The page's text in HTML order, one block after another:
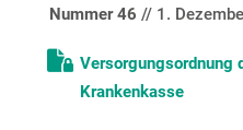
Nummer 46 // 1.
Versorgungsordnung
Krankenkasse